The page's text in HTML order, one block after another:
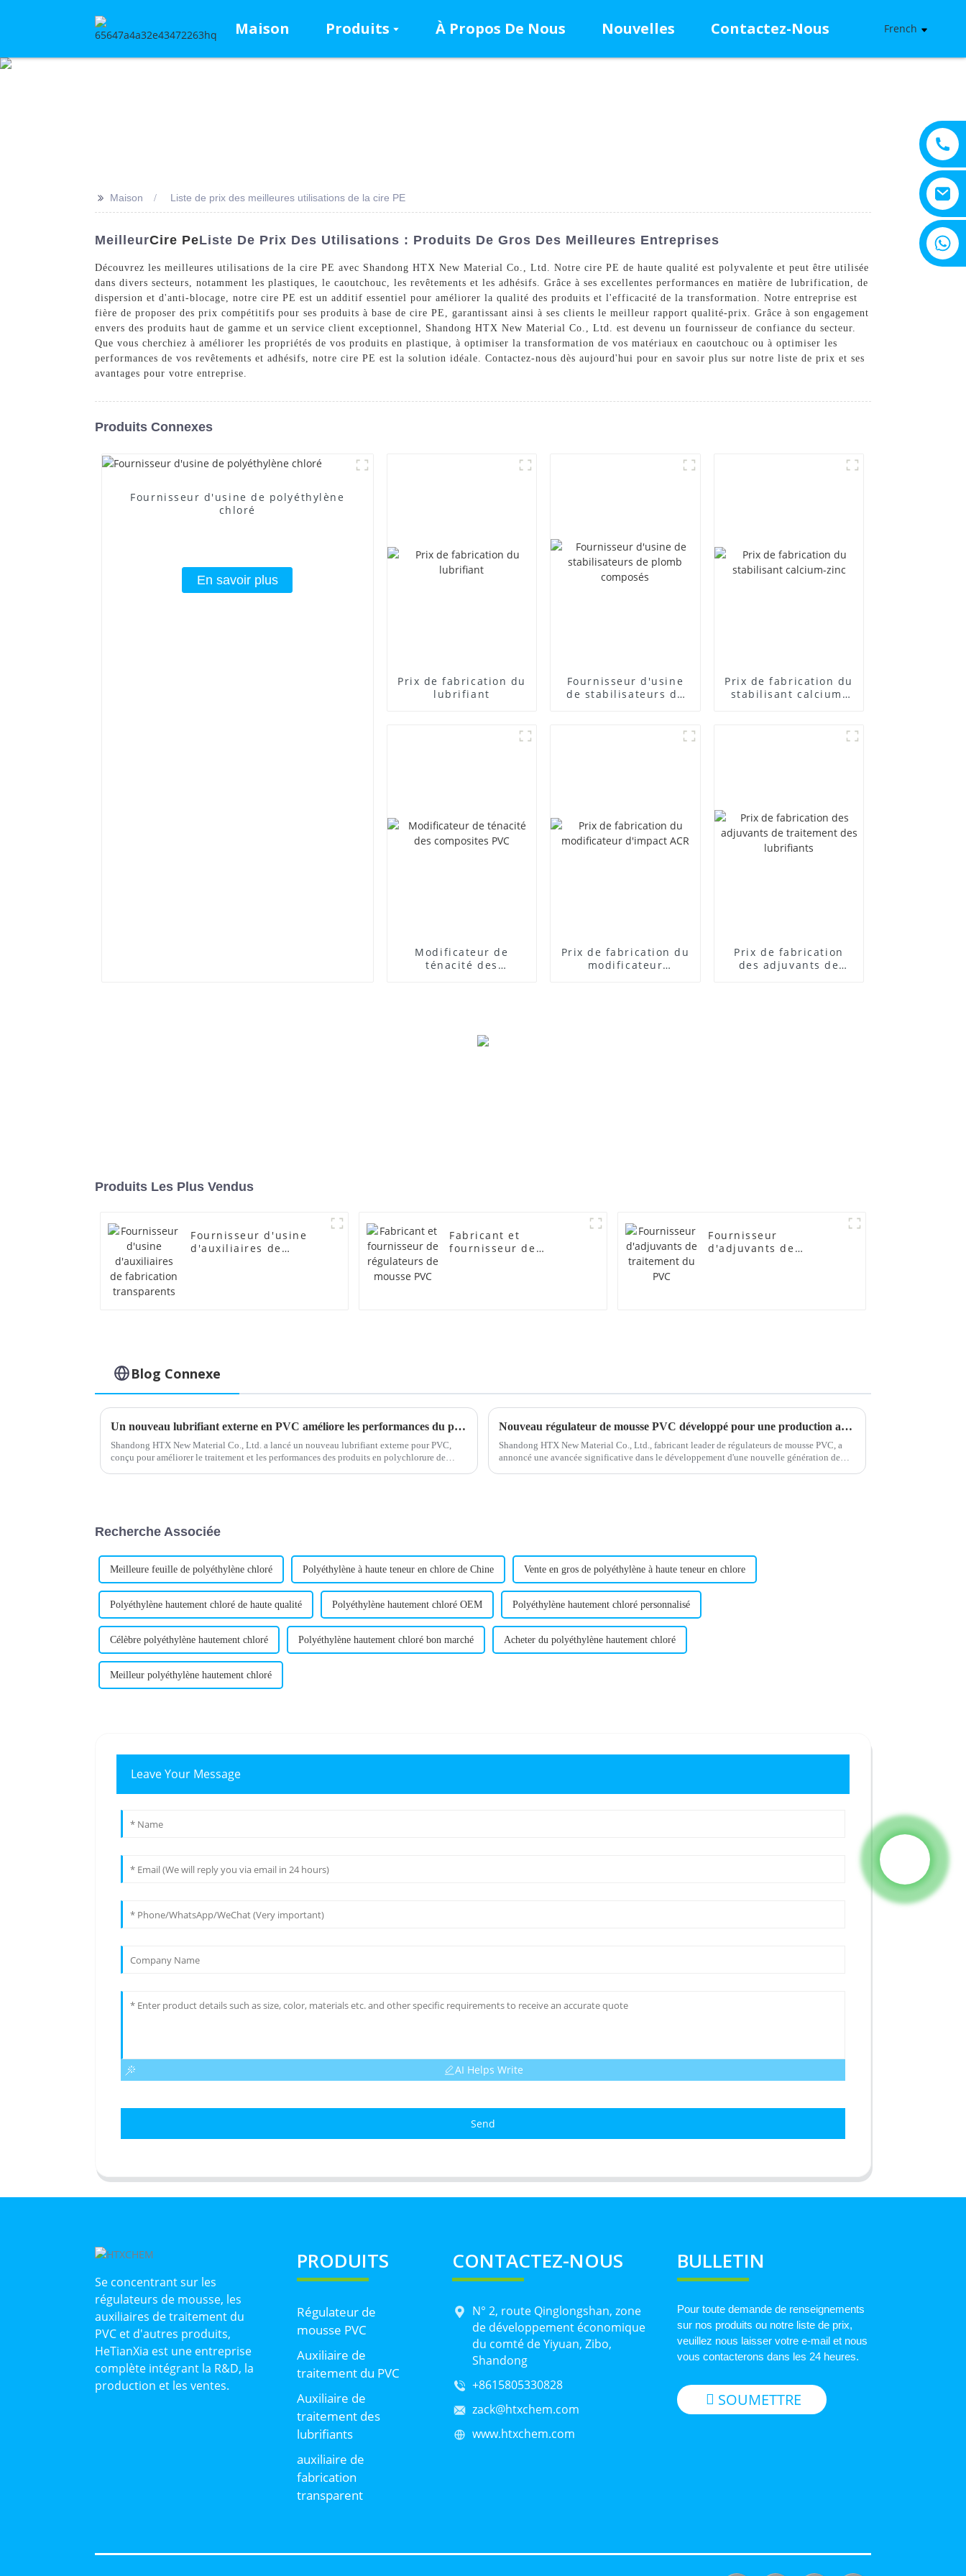
Maison Produits À Propos De Nous Nouvelles Contactez-Nous French
>> Maison Liste de prix des meilleures utilisations de la cire PE
MeilleurCire PeListe De Prix Des Utilisations : Produits De Gros Des Meilleures Entreprises
Découvrez les meilleures utilisations de la cire PE avec Shandong HTX New Material Co., Ltd. Notre cire PE de haute qualité est polyvalente et peut être utilisée
dans divers secteurs, notamment les plastiques, le caoutchouc, les revêtements et les adhésifs. Grâce à ses excellentes performances en matière de lubrification, de
dispersion et d'anti-blocage, notre cire PE est un additif essentiel pour améliorer la qualité des produits et l'efficacité de la transformation. Notre entreprise est
fière de proposer des prix compétitifs pour ses produits à base de cire PE, garantissant ainsi à ses clients le meilleur rapport qualité-prix. Grâce à son engagement
envers des produits haut de gamme et un service client exceptionnel, Shandong HTX New Material Co., Ltd. est devenu un fournisseur de confiance du secteur.
Que vous cherchiez à améliorer les propriétés de vos produits en plastique, à optimiser la transformation de vos matériaux en caoutchouc ou à optimiser les
performances de vos revêtements et adhésifs, notre cire PE est la solution idéale. Contactez-nous dès aujourd'hui pour en savoir plus sur notre liste de prix et ses
avantages pour votre entreprise.
Produits Connexes
Fournisseur d'usine de polyéthylène
chloré
En savoir plus
Prix ​​de fabrication du
lubrifiant
Fournisseur d'usine
de stabilisateurs de
Prix ​​de fabrication du
stabilisant calcium-
Modificateur de
ténacité des
Prix ​​de fabrication du
modificateur
Prix ​​de fabrication
des adjuvants de
Produits Les Plus Vendus
Fournisseur d'usine
d'auxiliaires de
Fabricant et
fournisseur de
Fournisseur
d'adjuvants de
Blog Connexe
Un nouveau lubrifiant externe en PVC améliore les performances du produit
Shandong HTX New Material Co., Ltd. a lancé un nouveau lubrifiant externe pour PVC,
conçu pour améliorer le traitement et les performances des produits en polychlorure de
Nouveau régulateur de mousse PVC développé pour une production améliorée
Shandong HTX New Material Co., Ltd., fabricant leader de régulateurs de mousse PVC, a
annoncé une avancée significative dans le développement d'une nouvelle génération de
Recherche Associée
Meilleure feuille de polyéthylène chloré Polyéthylène à haute teneur en chlore de Chine Vente en gros de polyéthylène à haute teneur en chlore
Polyéthylène hautement chloré de haute qualité Polyéthylène hautement chloré OEM Polyéthylène hautement chloré personnalisé
Célèbre polyéthylène hautement chloré Polyéthylène hautement chloré bon marché Acheter du polyéthylène hautement chloré
Meilleur polyéthylène hautement chloré
Leave Your Message
AI Helps Write
Send
Se concentrant sur les
régulateurs de mousse, les
auxiliaires de traitement du
PVC et d'autres produits,
HeTianXia est une entreprise
complète intégrant la R&D, la
production et les ventes.
PRODUITS
Régulateur de
mousse PVC
Auxiliaire de
traitement du PVC
Auxiliaire de
traitement des
lubrifiants
auxiliaire de
fabrication
transparent
CONTACTEZ-NOUS
N° 2, route Qinglongshan, zone
de développement économique
du comté de Yiyuan, Zibo,
Shandong
+8615805330828
zack@htxchem.com
www.htxchem.com
BULLETIN
Pour toute demande de renseignements
sur nos produits ou notre liste de prix,
veuillez nous laisser votre e-mail et nous
vous contacterons dans les 24 heures.
SOUMETTRE